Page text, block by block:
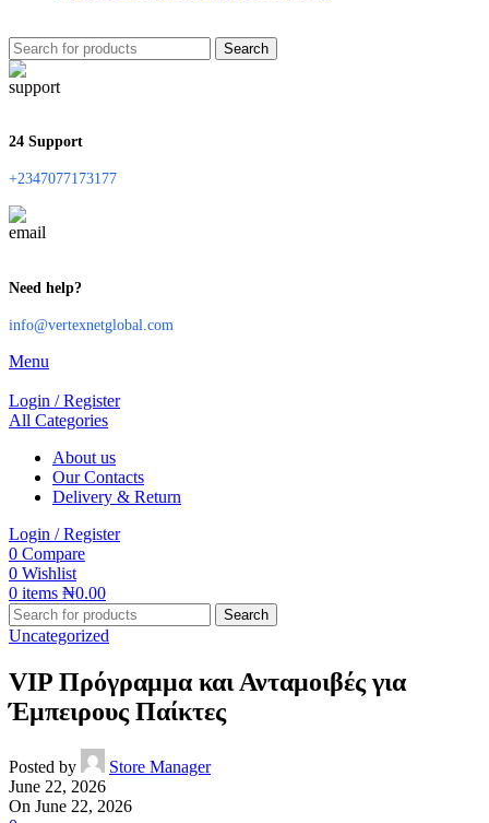
Search
24 Support
+2347077173177
Need help?
info@vertexnetglobal.com
Menu
Login / Register
All Categories
About us
Our Contacts
Delivery & Return
Login / Register
0 Compare
0 Wishlist
0 items ₦0.00
Search
Uncategorized
VIP Πρόγραμμα και Ανταμοιβές για
Έμπειρους Παίκτες
Posted by
Store Manager
June 22, 2026
On June 22, 2026